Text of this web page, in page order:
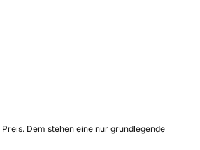
Dem stehen eine nur grundlegende